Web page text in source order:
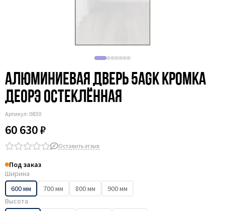
Алюминиевая дверь 5AGК кромка
деорэ остеклённая
Артикул: 0830
60 630 ₽
Оставить отзыв
Под заказ
Ширина
600 мм
700 мм 800 мм
900 мм
Высота